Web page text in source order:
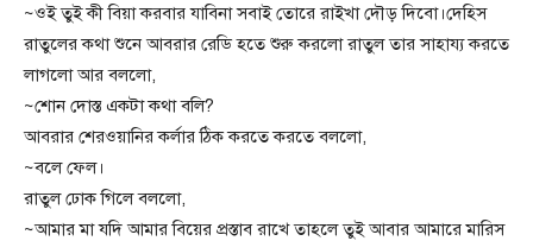
~ওই তুই কী বিয়া করবার যাবিনা সবাই তোরে রাইখা দৌড় দিবো।দেহিস
রাতুলের কথা শুনে আবরার রেডি হতে শুরু করলো রাতুল তার সাহায্য করতে
লাগলো আর বললো,
~শোন দোস্ত একটা কথা বলি?
আবরার শেরওয়ানির কর্লার ঠিক করতে করতে বললো,
~বলে ফেল।
রাতুল ঢোক গিলে বললো,
~আমার মা যদি আমার বিয়ের প্রস্তাব রাখে তাহলে তুই আবার আমারে মারিস